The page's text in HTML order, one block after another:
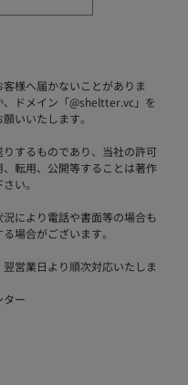
様へ届かないことがありま
ドメイン「@sheltter.vc」を
いいたします。
するものであり、当社の許可
転用、公開等することは著作
い。
により電話や書面等の場合も
場合がございます。
営業日より順次対応いたしま
ター